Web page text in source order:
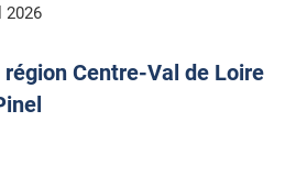
2026
Centre-Val de Loire